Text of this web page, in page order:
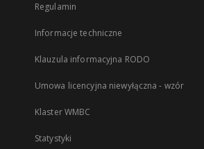
Regulamin
Informacje techniczne
Klauzula informacyjna RODO
Umowa licencyjna niewyłączna - wzór
Klaster WMBC
Statystyki